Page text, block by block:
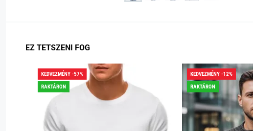
EZ TETSZENI FOG
KEDVEZMÉNY -57%
RAKTÁRON
KEDVEZMÉNY -12%
RAKTÁRON